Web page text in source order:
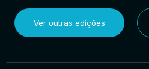
Ver outras edições